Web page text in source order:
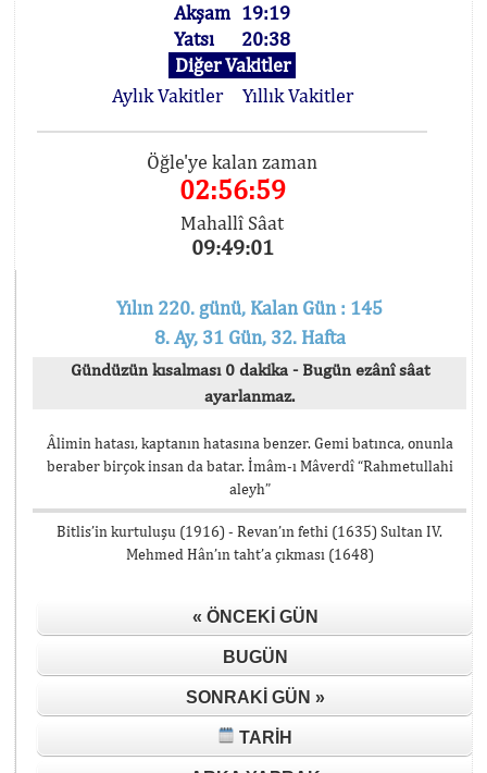
Akşam 19:19
Yatsı
20:38
Diğer Vakitler
Aylık Vakitler
Yıllık Vakitler
Öğle'ye kalan zaman
02:56:59
Mahallî Sâat
09:49:01
Yılın 220. günü, Kalan Gün : 145
8. Ay, 31 Gün, 32. Hafta
Gündüzün kısalması 0 dakika - Bugün ezânî sâat
ayarlanmaz.
Âlimin hatası, kaptanın hatasına benzer. Gemi batınca, onunla
beraber birçok insan da batar. İmâm-ı Mâverdî “Rahmetullahi
aleyh”
Bitlis’in kurtuluşu (1916) - Revan’ın fethi (1635) Sultan IV.
Mehmed Hân’ın taht’a çıkması (1648)
« ÖNCEKI GÜN
BUGÜN
SONRAKI GÜN »
TARIH